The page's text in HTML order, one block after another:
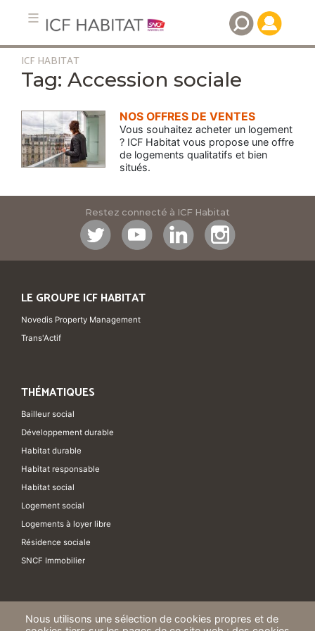
Aller
principal
ICF HABITAT
Accession sociale
NOS OFFRES DE VENTES
Vous souhaitez acheter un logement
? ICF Habitat vous propose une offre
de logements qualitatifs et bien
situés.
Nous utilisons une sélection de cookies propres et de
Restez connecté à ICF Habitat
LE GROUPE ICF HABITAT
Novedis Property Management
Trans'Actif
THÉMATIQUES
Bailleur social
Développement durable
Habitat durable
Habitat responsable
Habitat social
Logement social
Logements à loyer libre
Résidence sociale
SNCF Immobilier